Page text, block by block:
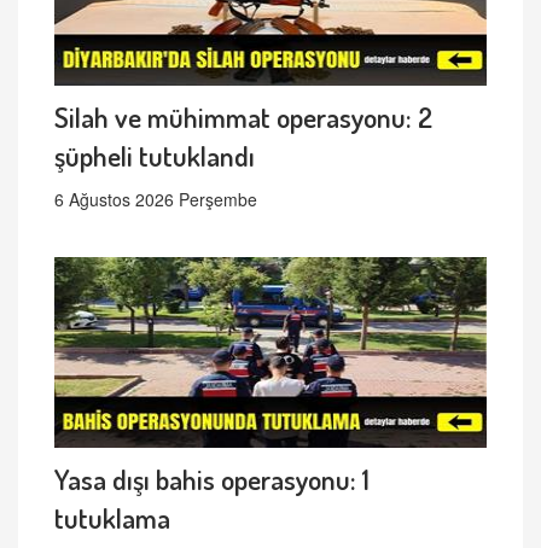
Silah ve mühimmat operasyonu: 2
şüpheli tutuklandı
6 Ağustos 2026 Perşembe
Yasa dışı bahis operasyonu: 1
tutuklama